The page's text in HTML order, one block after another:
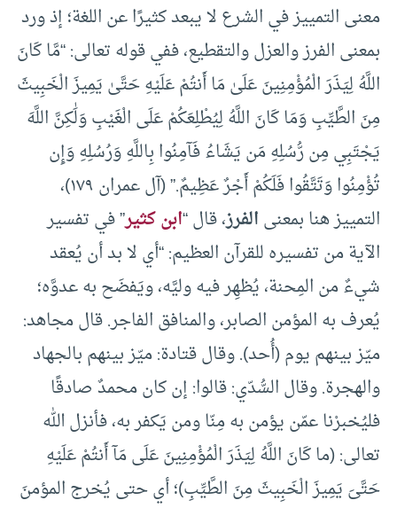
معنى التمييز في الشرع لا يبعد كثيرًا عن اللغة؛ إذ ورد
بمعنى الفرز والعزل والتقطيع، ففي قوله تعالى: “مَّا كَانَ
اللَّهُ لِيَذَرَ الْمُؤْمِنِينَ عَلَىٰ مَا أَنتُمْ عَلَيْهِ حَتَّىٰ يَمِيزَ الْخَبِيثَ
مِنَ الطَّيِّبِ وَمَا كَانَ اللَّهُ لِيُطْلِعَكُمْ عَلَى الْغَيْبِ وَلَٰكِنَّ اللَّهَ
يَجْتَبِي مِن رُّسُلِهِ مَن يَشَاءُ فَآمِنُوا بِاللَّهِ وَرُسُلِهِ وَإِن
تُؤْمِنُوا وَتَتَّقُوا فَلَكُمْ أَجْرٌ عَظِيمٌ.” (آل عمران ١٧٩)،
التمييز هنا بمعنىالفرز، قال “ابن كثير” في تفسير
الآية من تفسيره للقرآن العظيم: “أي لا بد أن يُعقد
شيءٌ من المِحنة، يُظهِر فيه وليَّه، ويَفضَح به عدوَّه؛
يُعرف به المؤمن الصابر، والمنافق الفاجر. قال مجاهد:
ميّز بينهم يوم (أُحد). وقال قتادة: ميّز بينهم بالجهاد
والهجرة. وقال السُّدّي: قالوا: إن كان محمدٌ صادقًا
فليُخبرْنا عمّن يؤمن به مِنّا ومن يَكفر به، فأنزل الله
تعالى: (ما كَانَ اللَّهُ لِيَذَرَ الْمُؤْمِنِينَ عَلَى مَآ أَنتُمْ عَلَيْهِ
حَتَّىَ يَمِيزَ الْخَبِيثَ مِنَ الطَّيِّبِ)؛ أي حتى يُخرج المؤمنَ